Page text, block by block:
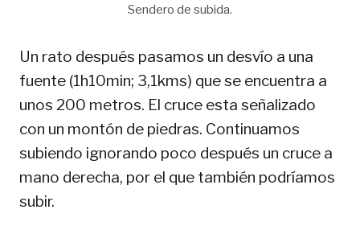
Sendero de subida.
Un rato después pasamos un desvío a una
fuente (1h10min; 3,1kms) que se encuentra a
unos 200 metros. El cruce esta señalizado
con un montón de piedras. Continuamos
subiendo ignorando poco después un cruce a
mano derecha, por el que también podríamos
subir.